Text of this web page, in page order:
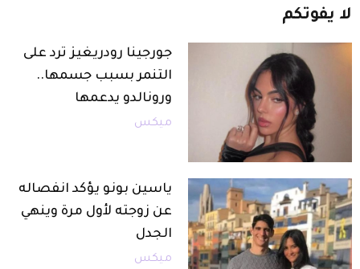
لا يفوتكم
جورجينا رودريغيز ترد على
التنمر بسبب جسمها..
ورونالدو يدعمها
ميكس
ياسين بونو يؤكد انفصاله
عن زوجته لأول مرة وينهي
الجدل
ميكس